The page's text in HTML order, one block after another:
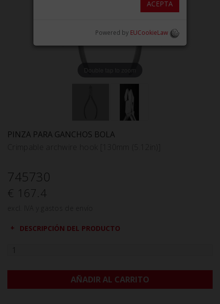
Double tap to zoom
PINZA PARA GANCHOS BOLA
745730
€ 167.4
DESCRIPCIÓN DEL PRODUCTO
AÑADIR AL CARRITO
ACEPTA
Powered by EUCookieLaw